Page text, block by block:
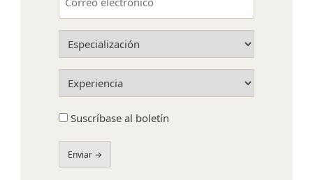
electrónico
(Obligatorio)
Especialización
(Obligatorio)
Experiencia
(Obligatorio)
Suscríbase
boletín
Etiqueta
Suscríbase al boletín